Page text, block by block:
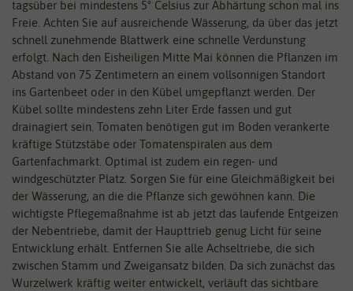
tagsüber bei mindestens 5° Celsius zur Abhärtung schon mal ins
Freie. Achten Sie auf ausreichende Wässerung, da über das jetzt
schnell zunehmende Blattwerk eine schnelle Verdunstung
erfolgt. Nach den Eisheiligen Mitte Mai können die Pflanzen im
Abstand von 75 Zentimetern an einem vollsonnigen Standort
ins Gartenbeet oder in den Kübel umgepflanzt werden. Der
Kübel sollte mindestens zehn Liter Erde fassen und gut
drainagiert sein. Tomaten benötigen gut im Boden verankerte
kräftige Stützstäbe oder Tomatenspiralen aus dem
Gartenfachmarkt. Optimal ist zudem ein regen- und
windgeschützter Platz. Sorgen Sie für eine Gleichmäßigkeit bei
der Wässerung, an die die Pflanze sich gewöhnen kann. Die
wichtigste Pflegemaßnahme ist ab jetzt das laufende Entgeizen
der Nebentriebe, damit der Haupttrieb genug Licht für seine
Entwicklung erhält. Entfernen Sie alle Achseltriebe, die sich
zwischen Stamm und Zweigansatz bilden. Da sich zunächst das
Wurzelwerk kräftig weiter entwickelt, verläuft das sichtbare